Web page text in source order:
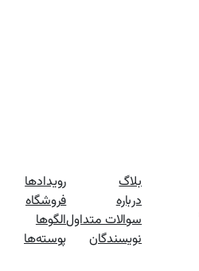
بلاگ
درباره
سوالات متداول
نویسندگان
رویدادها
فروشگاه
الگوها
پوسته‌ها